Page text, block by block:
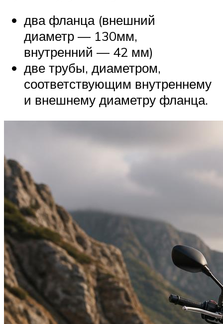
два фланца (внешний
диаметр — 130мм,
внутренний — 42 мм)
две трубы, диаметром,
соответствующим внутреннему
и внешнему диаметру фланца.